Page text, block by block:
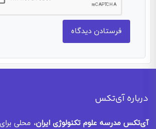
درباره آی‌تکس
آی‌تکس مدرسه علوم تکنولوژی ایران، محلی